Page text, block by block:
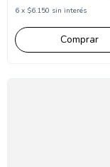
6 x $6.150 sin interés
Comprar